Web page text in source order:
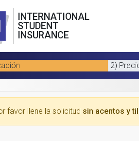
INTERNATIONAL
STUDENT
INSURANCE
2)
favor llene la solicitud sin acentos y